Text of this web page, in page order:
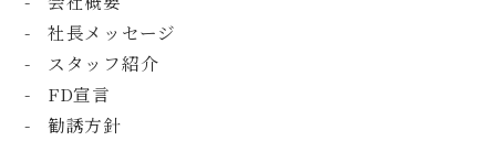
社長メッセージ
スタッフ紹介
FD宣言
勧誘方針